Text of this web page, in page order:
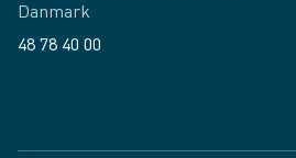
Danmark
48 78 40 00